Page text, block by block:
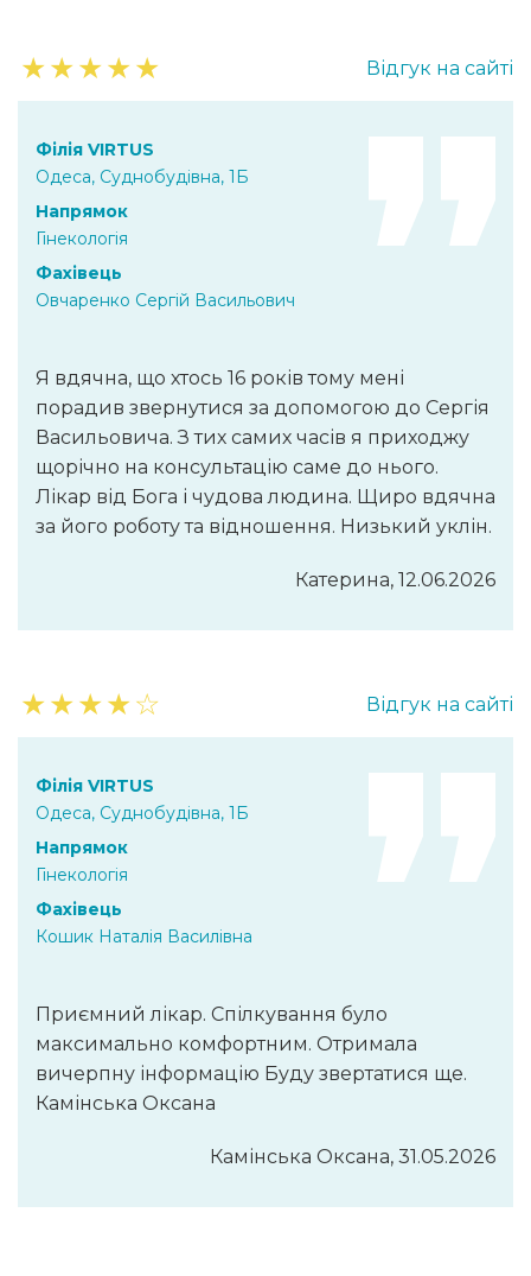
★★★★★ Відгук на сайті
Філія VIRTUS
Одеса, Суднобудівна, 1Б
Напрямок
Гінекологія
Фахівець
Овчаренко Сергій Васильович
Я вдячна, що хтось 16 років тому мені
порадив звернутися за допомогою до Сергія
Васильовича. З тих самих часів я приходжу
щорічно на консультацію саме до нього.
Лікар від Бога і чудова людина. Щиро вдячна
за його роботу та відношення. Низький уклін.
Катерина, 12.06.2026
★★★★☆ Відгук на сайті
Філія VIRTUS
Одеса, Суднобудівна, 1Б
Напрямок
Гінекологія
Фахівець
Кошик Наталія Василівна
Приємний лікар. Спілкування було
максимально комфортним. Отримала
вичерпну інформацію Буду звертатися ще.
Камінська Оксана
Камінська Оксана, 31.05.2026